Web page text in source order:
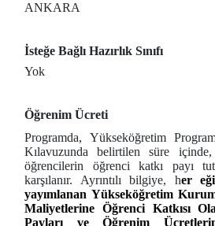
ANKARA
İsteğe Bağlı Hazırlık Sınıfı
Yok
Öğrenim Ücreti
Programda, Yükseköğretim
Kılavuzunda belirtilen süre
öğrencilerin öğrenci katkı payı
karşılanır. Ayrıntılı bilgiye, her
yayımlanan Yükseköğretim
Maliyetlerine Öğrenci Katkısı
Payları ve Öğrenim